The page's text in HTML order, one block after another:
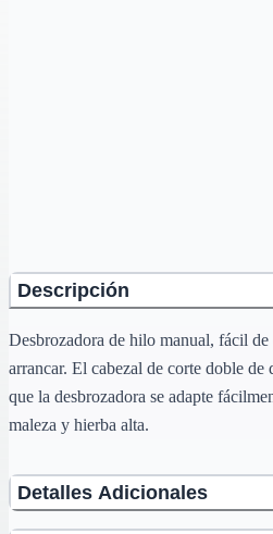
Descripción
Desbrozadora de hilo manual, fácil
arrancar. El cabezal de corte doble
que la desbrozadora se adapte
maleza y hierba alta.
Detalles Adicionales